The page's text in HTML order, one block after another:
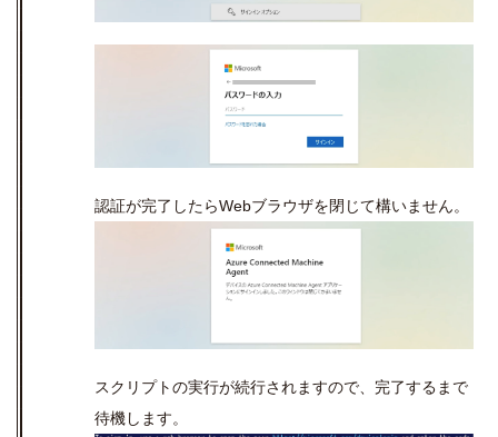
認証が完了したらWebブラウザを閉じて構いません。
スクリプトの実行が続行されますので、完了するまで
待機します。